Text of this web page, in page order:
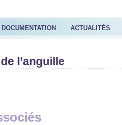
ACTUALITÉS
l’anguille